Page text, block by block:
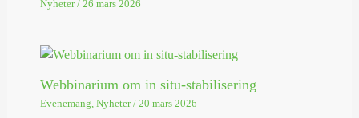
Nyheter/ 26 mars 2026
Webbinarium om in situ-stabilisering
Evenemang, Nyheter/ 20 mars 2026